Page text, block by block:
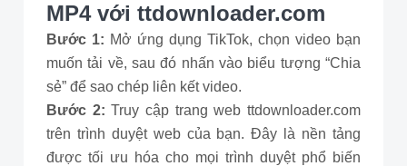
MP4 với ttdownloader.com
Bước 1: Mở ứng dụng TikTok, chọn video bạn
muốn tải về, sau đó nhấn vào biểu tượng “Chia
sẻ” để sao chép liên kết video.
Bước 2: Truy cập trang web ttdownloader.com
trên trình duyệt web của bạn. Đây là nền tảng
được tối ưu hóa cho mọi trình duyệt phổ biến